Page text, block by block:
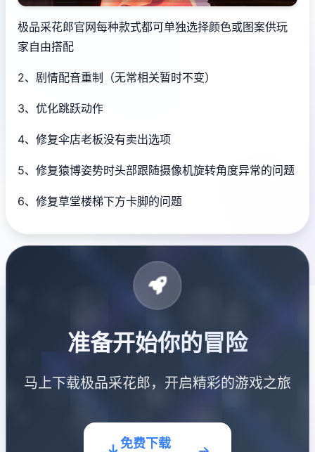
极品采花郎官网每种款式都可单独选择颜色或图案供玩
家自由搭配
2、剧情配音重制（无常相关暂时不变）
3、优化跳跃动作
4、修复伞店老板没有卖出选项
5、修复猿博姿势时头部跟随摄像机旋转角度异常的问题
6、修复草堂楼梯下方卡脚的问题
准备开始你的冒险
马上下载极品采花郎，开启精彩的游戏之旅
免费下载